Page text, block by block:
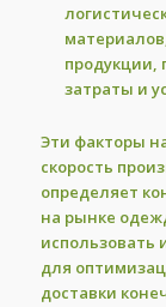
продукции,
затраты и
Эти факторы
скорость
определяет
на рынке
использовать
для
доставки